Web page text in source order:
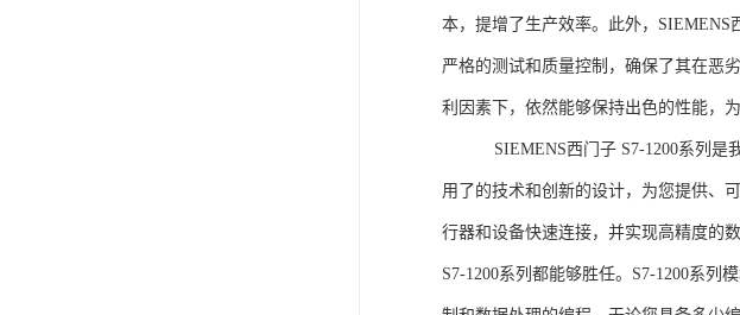
本，提增了生产效率。此外，SIEMENS
严格的测试和质量控制，确保了其在恶
利因素下，依然能够保持出色的性能，
SIEMENS西门子 S7-1200系列是我
用了的技术和创新的设计，为您提供、
行器和设备快速连接，并实现高精度的
S7-1200系列都能够胜任。S7-1200系